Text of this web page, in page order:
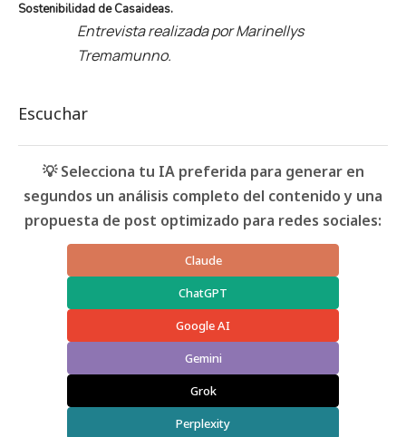
Sostenibilidad de Casaideas.
Entrevista realizada por Marinellys
Tremamunno.
Escuchar
💡 Selecciona tu IA preferida para generar en
segundos un análisis completo del contenido y una
propuesta de post optimizado para redes sociales:
Claude
ChatGPT
Google AI
Gemini
Grok
Perplexity